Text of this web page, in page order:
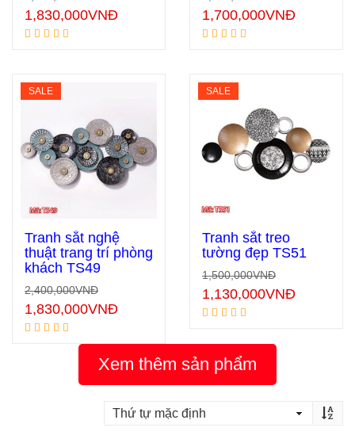
1,700,000VNĐ
1,830,000VNĐ
SALE
Thêm vào giỏ hàng
Tranh sắt treo
tường đẹp TS51
1,500,000VNĐ
1,130,000VNĐ
SALE
Tranh sắt nghệ
thuật trang trí phòng
khách TS49
2,400,000VNĐ
1,830,000VNĐ
Xem thêm sản phẩm